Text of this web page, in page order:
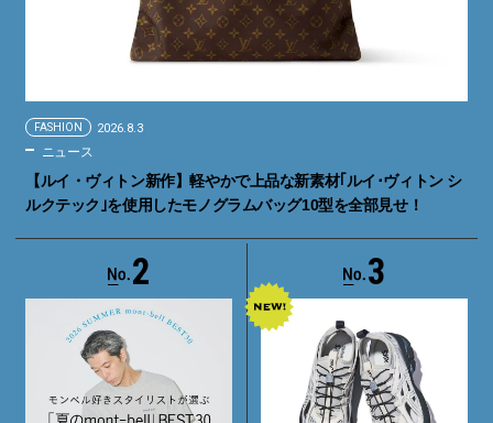
FASHION 2026.8.3
ニュース
【ルイ・ヴィトン新作】軽やかで上品な新素材｢ルイ･ヴィトン シ
ルクテック｣を使用したモノグラムバッグ10型を全部見せ！
2 3